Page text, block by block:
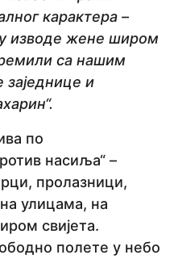
карактера –
изводе жене широм
са нашим
и
по
насиља“ –
пролазници,
улицама, на
свијета.
полете у небо